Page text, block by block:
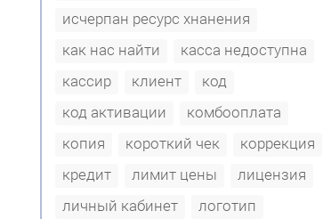
исчерпан ресурс хнанения
как нас найти
касса недоступна
кассир
клиент
код
код активации
комбооплата
копия
короткий чек
коррекция
кредит
лимит цены
лицензия
личный кабинет
логотип